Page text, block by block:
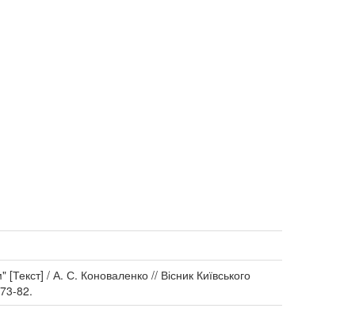
/ А. С. Коноваленко // Вісник Київського
82.